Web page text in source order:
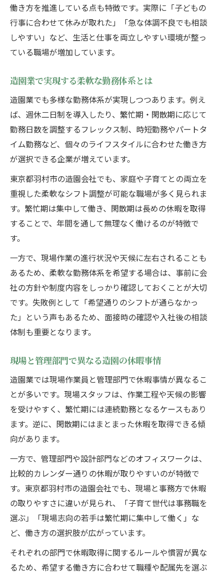
働き方を推進している点も特徴です。実際に「子どもの
行事に合わせて休みが取れた」「急な体調不良でも相談
しやすい」など、生活と仕事を両立しやすい環境が整っ
ている職場が増加しています。
造園業で実現する柔軟な勤務体系とは
造園業でも多様な勤務体系が実現しつつあります。例え
ば、週休二日制を導入したり、繁忙期・閑散期に応じて
勤務日数を調整するフレックス制、時短勤務やパートタ
イム勤務など、個々のライフスタイルに合わせた働き方
が選択できる企業が増えています。
東京都羽村市の造園会社でも、家庭や子育てとの両立を
重視した柔軟なシフト調整が可能な職場が多く見られま
す。繁忙期は集中して働き、閑散期は長めの休暇を取得
することで、年間を通して無理なく働けるのが特徴で
す。
一方で、現場作業の進行状況や天候に左右されることも
あるため、柔軟な勤務体系を希望する場合は、事前に会
社の方針や制度内容をしっかり確認しておくことが大切
です。失敗例として「希望通りのシフトが通らなかっ
た」という声もあるため、面接時の確認や入社後の相談
体制も重要となります。
現場と管理部門で異なる造園の休暇事情
造園業では現場作業員と管理部門で休暇事情が異なるこ
とが多いです。現場スタッフは、作業工程や天候の影響
を受けやすく、繁忙期には連続勤務となるケースもあり
ます。逆に、閑散期にはまとまった休暇を取得できる傾
向があります。
一方で、管理部門や設計部門などのオフィスワークは、
比較的カレンダー通りの休暇が取りやすいのが特徴で
す。東京都羽村市の造園会社でも、現場と事務方で休暇
の取りやすさに違いが見られ、「子育て世代は事務職を
選ぶ」「現場志向の若手は繁忙期に集中して働く」な
ど、働き方の選択肢が広がっています。
それぞれの部門で休暇取得に関するルールや慣習が異な
るため、希望する働き方に合わせて職種や配属先を選ぶ